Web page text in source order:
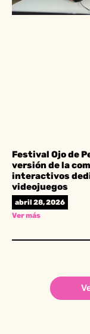
Festival Ojo de
versión de la
interactivos
videojuegos
abril 28, 2026
Ver más